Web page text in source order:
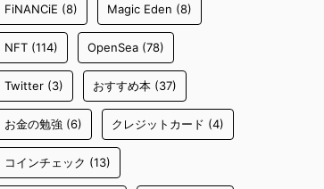
FiNANCiE (8) Magic Eden (8)
NFT (114) OpenSea (78)
Twitter (3) おすすめ本 (37)
お金の勉強 (6) クレジットカード (4)
コインチェック (13)